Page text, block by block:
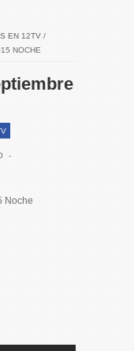
EN 12TV /
NOCHE
-
Noche